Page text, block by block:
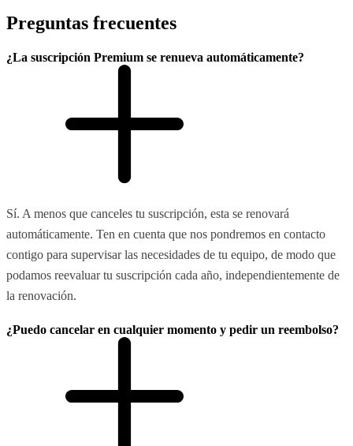
Preguntas frecuentes
¿La suscripción Premium se renueva automáticamente?
Sí. A menos que canceles tu suscripción, esta se renovará
automáticamente. Ten en cuenta que nos pondremos en contacto
contigo para supervisar las necesidades de tu equipo, de modo que
podamos reevaluar tu suscripción cada año, independientemente de
la renovación.
¿Puedo cancelar en cualquier momento y pedir un reembolso?